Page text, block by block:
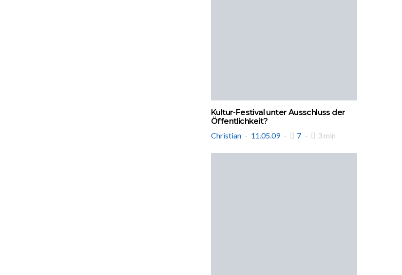
Kultur-Festival unter Ausschluss der
Öffentlichkeit?
Christian
11.05.09 7 3 min